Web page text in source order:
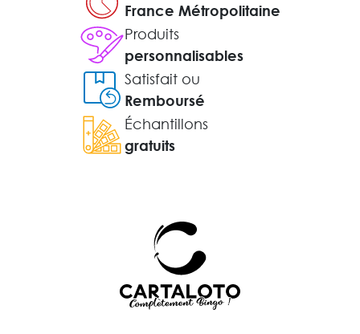
France Métropolitaine
Produits
personnalisables
Satisfait ou
Remboursé
Échantillons
gratuits